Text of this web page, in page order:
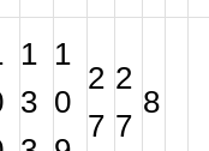
1
3
1
0
2
7
2
7
8